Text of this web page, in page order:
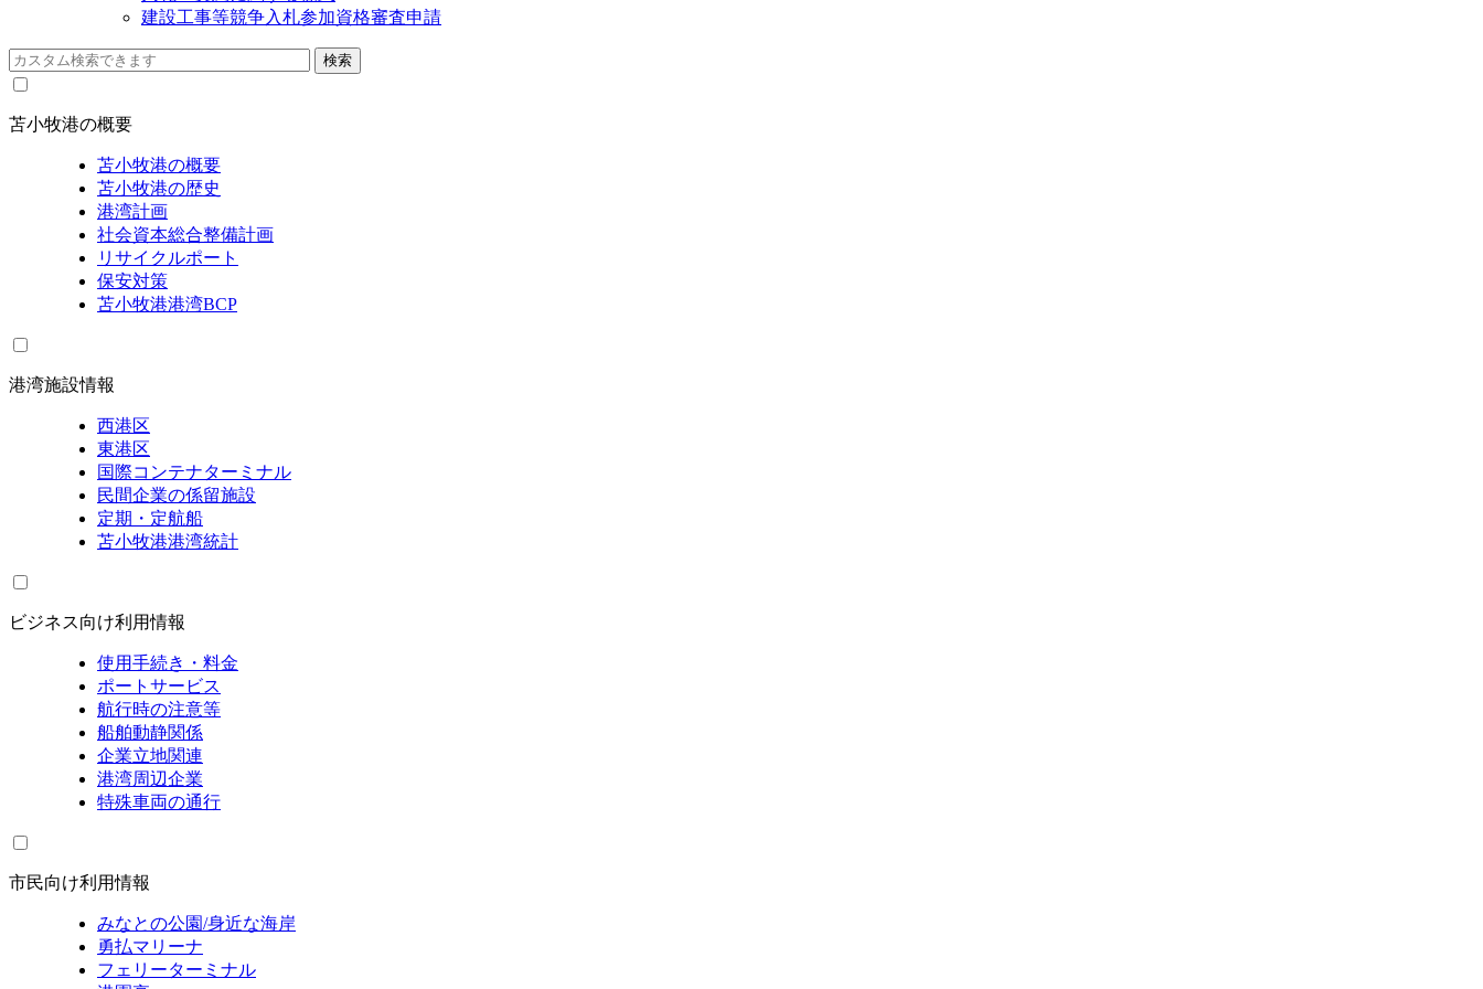
建設工事等競争入札参加資格審査申請
苫小牧港の概要
苫小牧港の概要
苫小牧港の歴史
港湾計画
社会資本総合整備計画
リサイクルポート
保安対策
苫小牧港港湾BCP
港湾施設情報
西港区
東港区
国際コンテナターミナル
民間企業の係留施設
定期・定航船
苫小牧港港湾統計
ビジネス向け利用情報
使用手続き・料金
ポートサービス
航行時の注意等
船舶動静関係
企業立地関連
港湾周辺企業
特殊車両の通行
市民向け利用情報
みなとの公園/身近な海岸
勇払マリーナ
フェリーターミナル